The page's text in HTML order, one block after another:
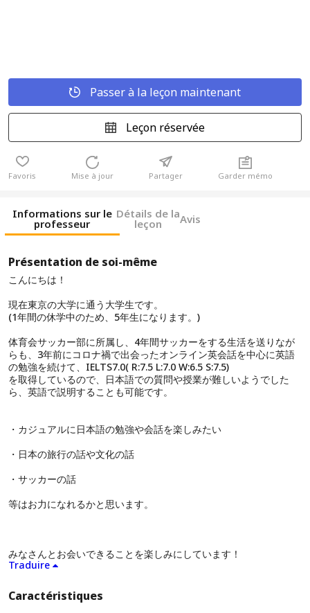
Passer à la leçon maintenant
Leçon réservée
Favoris Mise à jour Partager Garder mémo
Informations sur le
professeur
Détails de la
leçon Avis
Présentation de soi-même
こんにちは！
現在東京の大学に通う大学生です。
(1年間の休学中のため、5年生になります。)
体育会サッカー部に所属し、4年間サッカーをする生活を送りなが
らも、3年前にコロナ禍で出会ったオンライン英会話を中心に英語
の勉強を続けて、IELTS7.0( R:7.5 L:7.0 W:6.5 S:7.5)
を取得しているので、日本語での質問や授業が難しいようでした
ら、英語で説明することも可能です。
・カジュアルに日本語の勉強や会話を楽しみたい
・日本の旅行の話や文化の話
・サッカーの話
等はお力になれるかと思います。
みなさんとお会いできることを楽しみにしています！
Traduire
Caractéristiques